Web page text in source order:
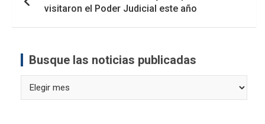
visitaron el Poder Judicial este año
Busque las noticias publicadas
las